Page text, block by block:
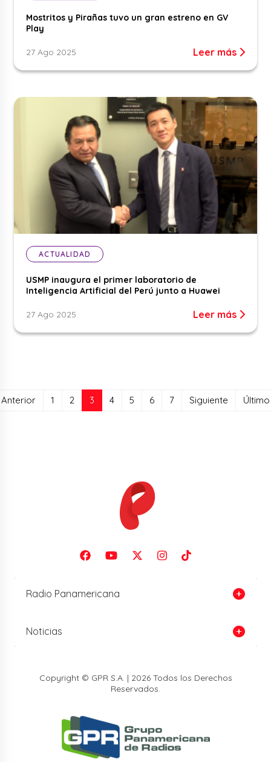
Mostritos y Pirañas tuvo un gran estreno en GV
Play
27 Ago 2025 Leer más
ACTUALIDAD
USMP inaugura el primer laboratorio de
Inteligencia Artificial del Perú junto a Huawei
27 Ago 2025 Leer más
Anterior 1 2 3 (current)
4 5 6 7 Siguiente Último
Radio Panamericana
Noticias
Copyright © GPR S.A. | 2026 Todos los Derechos
Reservados.